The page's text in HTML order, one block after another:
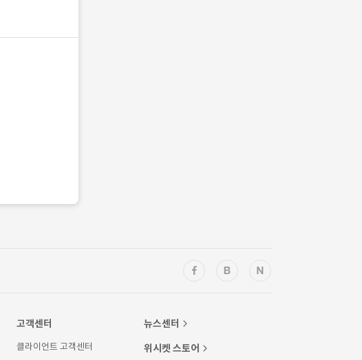
고객센터
클라이언트 고객센터
뉴스센터
위시켓 스토어